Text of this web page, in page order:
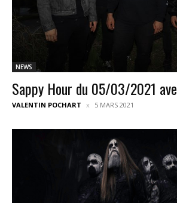
NEWS
Sappy Hour du 05/03/2021
VALENTIN POCHART 5 MARS 2021